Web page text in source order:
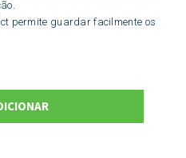
permite guardar facilmente os